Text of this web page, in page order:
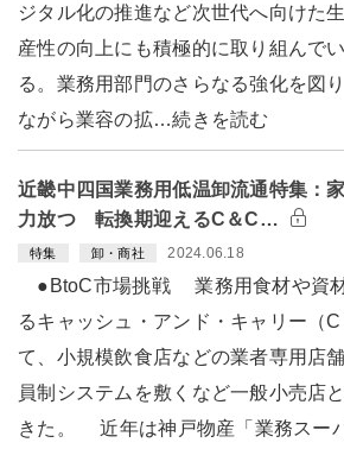
ジタル化の推進など次世代へ向けた生
産性の向上にも積極的に取り組んでい
る。業務用部門のさらなる強化を図り
ながら業容の拡…続きを読む
近畿中四国業務用低温卸流通特集：
力放つ 転換期迎えるC＆C…
特集 卸・商社 2024.06.18
●BtoC市場挑戦 業務用食材や資
るキャッシュ・アンド・キャリー（
て、小規模飲食店などの業者専用店
員制システムを敷くなど一般小売店
きた。 近年は神戸物産「業務スー